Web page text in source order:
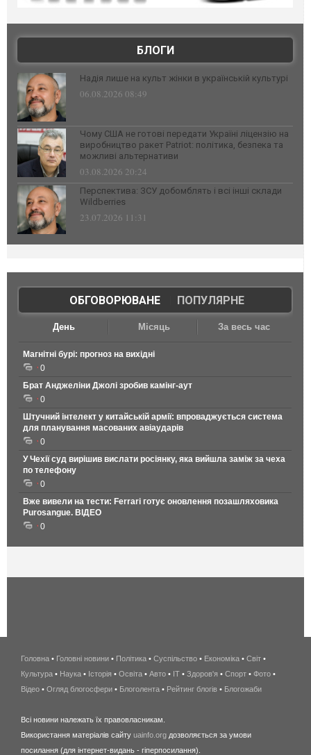
БЛОГИ
Надія лише на культ жінки в українській культурі
06.08.2026 08:49
Чому США не готові передати Україні ліцензію на
виробництво ракет Patriot: політика, безпека та
можливі альтернативи
03.08.2026 20:24
Перспектива: ЗСУ добомблять і всі інші склади
Wildberries
23.07.2026 11:31
ОБГОВОРЮВАНЕ| ПОПУЛЯРНЕ
День Місяць За весь час
Магнітні бурі: прогноз на вихідні
0
Брат Анджеліни Джолі зробив камінг-аут
0
Штучний інтелект у китайській армії: впроваджується система
для планування масованих авіаударів
0
У Чехії суд вирішив вислати росіянку, яка вийшла заміж за чеха
по телефону
0
Вже вивели на тести: Ferrari готує оновлення позашляховика
Purosangue. ВІДЕО
0
беспроводной
интернет
киев
wimax
Головна • Головні новини • Політика • Суспільство • Економіка • Світ •
Культура • Наука • Історія • Освіта • Авто • IT • Здоров'я • Спорт • Фото •
Відео • Огляд блогосфери • Блоголента • Рейтинг блогів • Блогожаби
Всі новини належать їх правовласникам.
Використання матеріалів сайту uainfo.org дозволяється за умови
посилання (для інтернет-видань - гіперпосилання).